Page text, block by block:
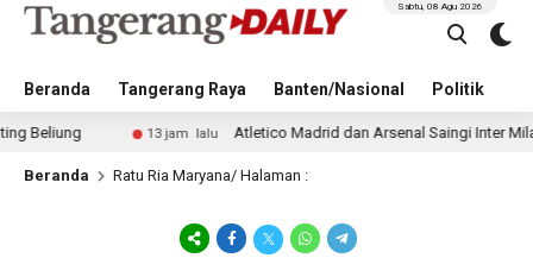
Beranda Tangerang Raya Banten/Nasional Politik
Sabtu, 08 Agu 2026
13 jam lalu Atletico Madrid dan Arsenal Saingi Inter Milan
Beranda Ratu Ria Maryana/ Halaman :